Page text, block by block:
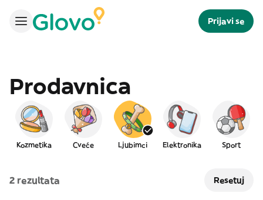
Prijavi se
Prodavnica
Kozmetika Cveće Ljubimci Elektronika Sport
2 rezultata Resetuj